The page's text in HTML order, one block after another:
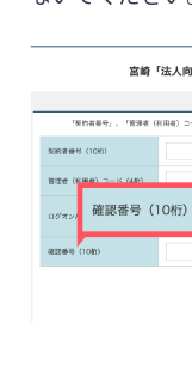
代金回収サービ
売上金ATM収
ペイジー口座
キャッシュレ
その他専門分
海外進出支援
確定拠出年金
よくある